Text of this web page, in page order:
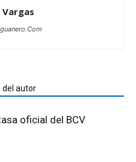
del autor
oficial del BCV